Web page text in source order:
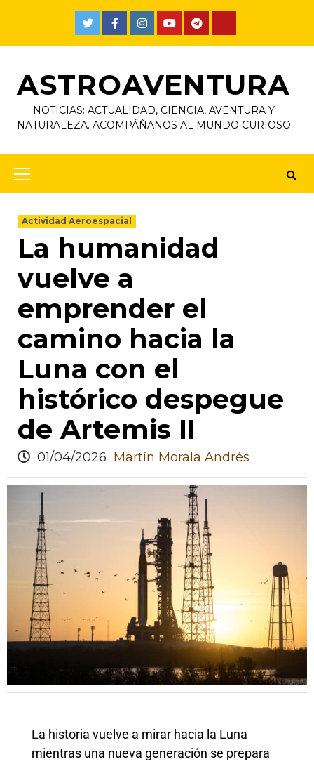
ASTROAVENTURA
NOTICIAS: ACTUALIDAD, CIENCIA, AVENTURA Y
NATURALEZA. ACOMPÁÑANOS AL MUNDO CURIOSO
Actividad Aeroespacial
La humanidad
vuelve a
emprender el
camino hacia la
Luna con el
histórico despegue
de Artemis II
01/04/2026 Martín Morala Andrés
La historia vuelve a mirar hacia la Luna
mientras una nueva generación se prepara